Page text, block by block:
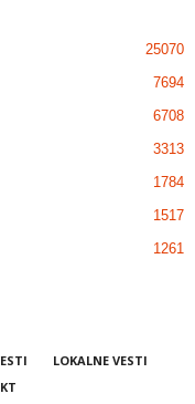
25070
7694
6708
3313
1784
1517
1261
LOKALNE VESTI